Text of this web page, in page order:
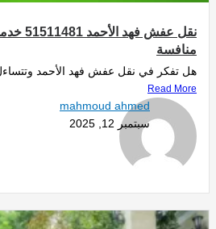
نقل عفش فهد
منافسة
هل تفكر في نقل عفش فهد الأحمد وتتساءل
Read More
mahmoud ahmed
سبتمبر 12, 2025